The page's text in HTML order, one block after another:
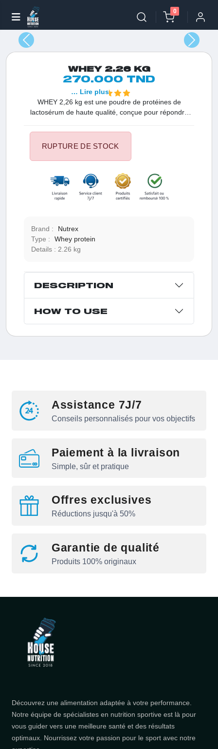
0
WHEY 2.26 KG
270.000 TND
WHEY 2,26 kg est une poudre de protéines de
lactosérum de haute qualité, conçue pour répondre
cherchant à soutenir leur récupération musculaire et
leur croissance. Cette formule de protéines est
l'organisme, fournissant ainsi un apport rapide en
acides aminés essentiels pour la construction et la
réparation musculaire.
… Lire plus
RUPTURE DE STOCK
Brand :
Nutrex
Type :
Whey protein
Details :
2.26 kg
DESCRIPTION
HOW TO USE
Assistance 7J/7
Conseils personnalisés pour vos objectifs
Paiement à la livraison
Simple, sûr et pratique
Offres exclusives
Réductions jusqu'à 50%
Garantie de qualité
Produits 100% originaux
Découvrez une alimentation adaptée à votre performance.
Notre équipe de spécialistes en nutrition sportive est là pour
vous guider vers une meilleure santé et des résultats
optimaux. Nourrissez votre passion pour le sport avec notre